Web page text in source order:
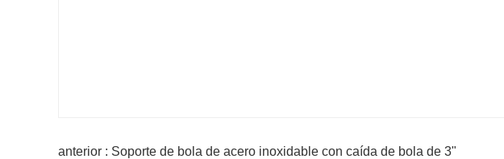
anterior : Soporte de bola de acero inoxidable con caída de bola de 3"